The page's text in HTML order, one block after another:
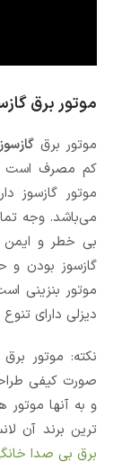
موتور برق
موتور برق
کم مصرف است و
موتور گازسوز
می‌باشد. وجه
بی خطر و ایمن
گازسوز بودن و
موتور بنزینی
دیزلی دارای
نکته: موتور
صورت کیفی
و به آنها
ترین برند آن
برق بی صدا